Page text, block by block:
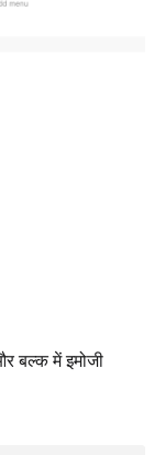
बल्क में इमोजी